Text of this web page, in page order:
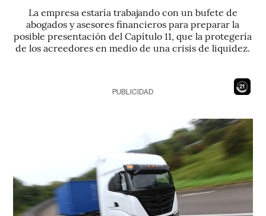
La empresa estaría trabajando con un bufete de
abogados y asesores financieros para preparar la
posible presentación del Capítulo 11, que la protegería
de los acreedores en medio de una crisis de liquidez.
19
PUBLICIDAD